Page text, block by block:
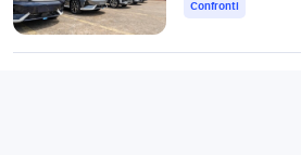
Confronti